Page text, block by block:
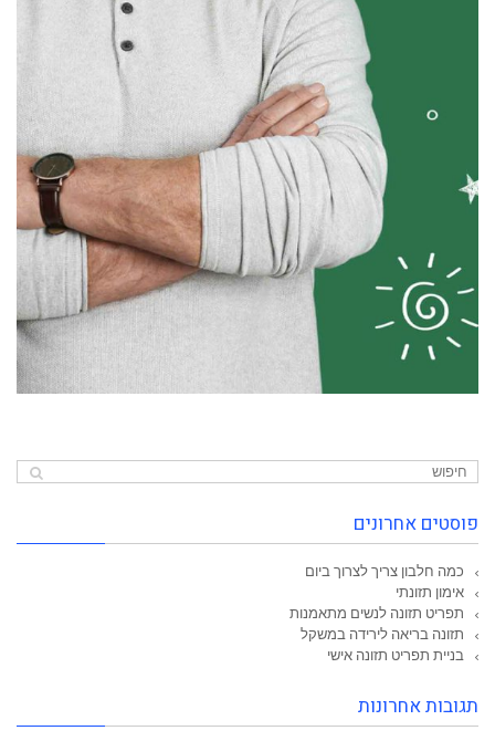
פוסטים אחרונים
כמה חלבון צריך לצרוך ביום
אימון תזונתי
תפריט תזונה לנשים מתאמנות
תזונה בריאה לירידה במשקל
בניית תפריט תזונה אישי
תגובות אחרונות